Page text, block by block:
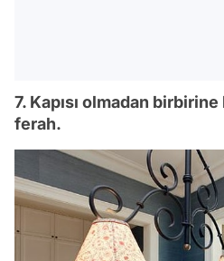
7. Kapısı olmadan
ferah.